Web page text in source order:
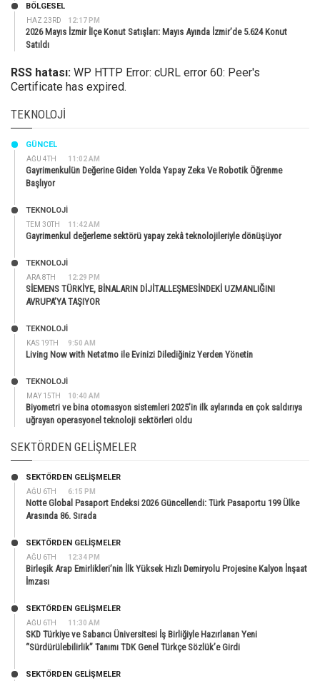
HAZ 23RD 12:17 PM
BÖLGESEL
2026 Mayıs İzmir İlçe Konut Satışları: Mayıs Ayında İzmir’de 5.624 Konut
Satıldı
RSS hatası: WP HTTP Error: cURL error 60: Peer's
Certificate has expired.
TEKNOLOJI
AĞU 4TH 11:02 AM
GÜNCEL
Gayrimenkulün Değerine Giden Yolda Yapay Zeka Ve Robotik Öğrenme
Başlıyor
TEM 30TH 11:42 AM
TEKNOLOJİ
Gayrimenkul değerleme sektörü yapay zekâ teknolojileriyle dönüşüyor
ARA 8TH 12:29 PM
TEKNOLOJİ
SİEMENS TÜRKİYE, BİNALARIN DİJİTALLEŞMESİNDEKİ UZMANLIĞINI
AVRUPA’YA TAŞIYOR
KAS 19TH 9:50 AM
TEKNOLOJİ
Living Now with Netatmo ile Evinizi Dilediğiniz Yerden Yönetin
MAY 15TH 10:40 AM
TEKNOLOJİ
Biyometri ve bina otomasyon sistemleri 2025’in ilk aylarında en çok saldırıya
uğrayan operasyonel teknoloji sektörleri oldu
SEKTÖRDEN GELIŞMELER
AĞU 6TH 6:15 PM
SEKTÖRDEN GELIŞMELER
Notte Global Pasaport Endeksi 2026 Güncellendi: Türk Pasaportu 199 Ülke
Arasında 86. Sırada
AĞU 6TH 12:34 PM
SEKTÖRDEN GELIŞMELER
Birleşik Arap Emirlikleri’nin İlk Yüksek Hızlı Demiryolu Projesine Kalyon İnşaat
İmzası
AĞU 6TH 11:30 AM
SEKTÖRDEN GELIŞMELER
SKD Türkiye ve Sabancı Üniversitesi İş Birliğiyle Hazırlanan Yeni
“Sürdürülebilirlik” Tanımı TDK Genel Türkçe Sözlük’e Girdi
SEKTÖRDEN GELIŞMELER